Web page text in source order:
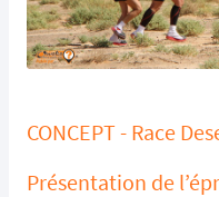
CONCEPT - Race
Présentation de